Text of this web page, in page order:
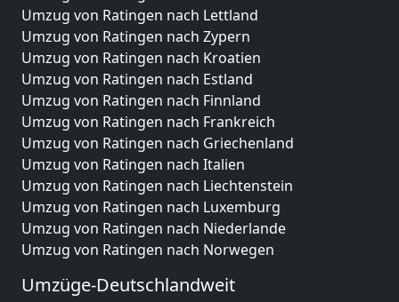
Umzug von Ratingen nach Lettland
Umzug von Ratingen nach Zypern
Umzug von Ratingen nach Kroatien
Umzug von Ratingen nach Estland
Umzug von Ratingen nach Finnland
Umzug von Ratingen nach Frankreich
Umzug von Ratingen nach Griechenland
Umzug von Ratingen nach Italien
Umzug von Ratingen nach Liechtenstein
Umzug von Ratingen nach Luxemburg
Umzug von Ratingen nach Niederlande
Umzug von Ratingen nach Norwegen
Umzüge-Deutschlandweit